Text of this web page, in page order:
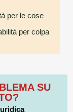
per le cose
per colpa
SU